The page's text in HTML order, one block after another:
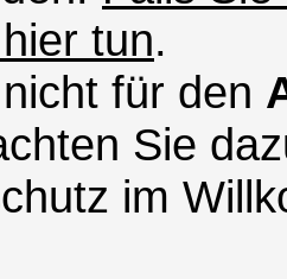
tun.
für den
Sie
im